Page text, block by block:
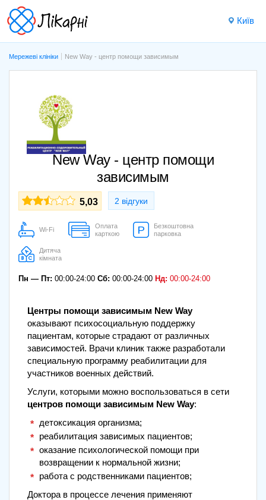
Київ
Мережеві клініки New Way - центр помощи зависимым
New Way - центр помощи
зависимым
5,03 2 відгуки
Wi-Fi
Оплата
карткою
Безкоштовна
парковка
Дитяча
кімната
Пн — Пт: 00:00-24:00 Сб: 00:00-24:00 Нд: 00:00-24:00
Центры помощи зависимым New Way
оказывают психосоциальную поддержку
пациентам, которые страдают от различных
зависимостей. Врачи клиник также разработали
специальную программу реабилитации для
участников военных действий.
Услуги, которыми можно воспользоваться в сети
центров помощи зависимым New Way:
детоксикация организма;
реабилитация зависимых пациентов;
оказание психологической помощи при
возвращении к нормальной жизни;
работа с родственниками пациентов;
Доктора в процессе лечения применяют